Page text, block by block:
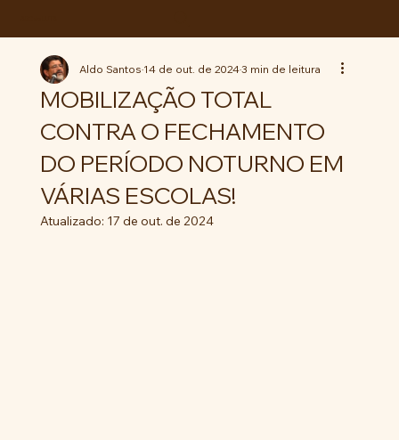
MOBILIZAÇÃO TOTAL
CONTRA O FECHAMENTO
DO PERÍODO NOTURNO EM
VÁRIAS ESCOLAS!
Aldo Santos14 de out. de 20243 min de leitura
Atualizado: 17 de out. de 2024